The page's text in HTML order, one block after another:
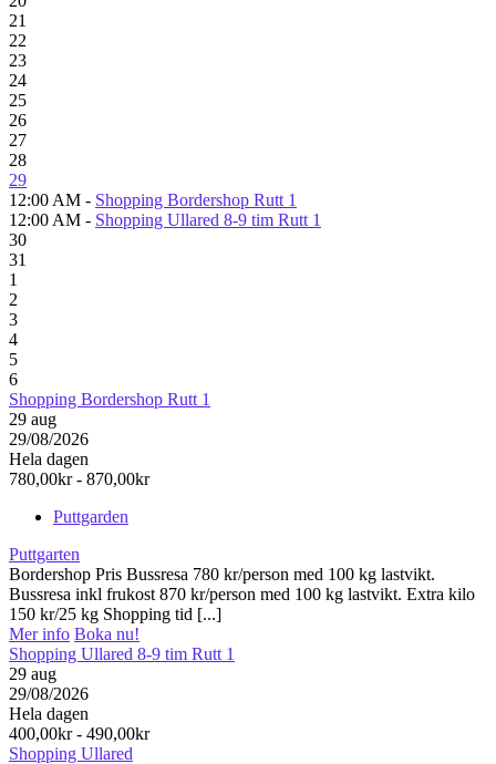
21
22
23
24
25
26
27
28
29
12:00 AM - Shopping Bordershop Rutt 1
12:00 AM - Shopping Ullared 8-9 tim Rutt 1
30
31
1
2
3
4
5
6
Shopping Bordershop Rutt 1
29 aug
29/08/2026
Hela dagen
780,00kr - 870,00kr
Puttgarden
Puttgarten
Bordershop Pris Bussresa 780 kr/person med 100 kg lastvikt.
Bussresa inkl frukost 870 kr/person med 100 kg lastvikt. Extra kilo
150 kr/25 kg Shopping tid [...]
Mer info Boka nu!
Shopping Ullared 8-9 tim Rutt 1
29 aug
29/08/2026
Hela dagen
400,00kr - 490,00kr
Shopping Ullared